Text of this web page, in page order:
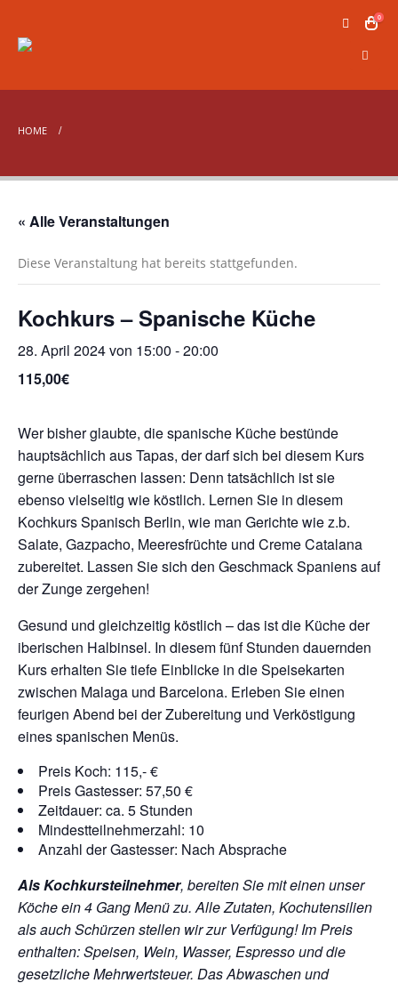
0
HOME
« Alle Veranstaltungen
Diese Veranstaltung hat bereits stattgefunden.
Kochkurs – Spanische Küche
28. April 2024 von 15:00 -20:00
115,00€
Wer bisher glaubte, die spanische Küche bestünde
hauptsächlich aus Tapas, der darf sich bei diesem Kurs
gerne überraschen lassen: Denn tatsächlich ist sie
ebenso vielseitig wie köstlich. Lernen Sie in diesem
Kochkurs Spanisch Berlin, wie man Gerichte wie z.b.
Salate, Gazpacho, Meeresfrüchte und Creme Catalana
zubereitet. Lassen Sie sich den Geschmack Spaniens auf
der Zunge zergehen!
Gesund und gleichzeitig köstlich – das ist die Küche der
iberischen Halbinsel. In diesem fünf Stunden dauernden
Kurs erhalten Sie tiefe Einblicke in die Speisekarten
zwischen Malaga und Barcelona. Erleben Sie einen
feurigen Abend bei der Zubereitung und Verköstigung
eines spanischen Menüs.
Preis Koch: 115,- €
Preis Gastesser: 57,50 €
Zeitdauer: ca. 5 Stunden
Mindestteilnehmerzahl: 10
Anzahl der Gastesser: Nach Absprache
Als Kochkursteilnehmer, bereiten Sie mit einen unser
Köche ein 4 Gang Menü zu. Alle Zutaten, Kochutensilien
als auch Schürzen stellen wir zur Verfügung!Im Preis
enthalten: Speisen, Wein, Wasser, Espresso und die
gesetzliche Mehrwertsteuer. Das Abwaschen und